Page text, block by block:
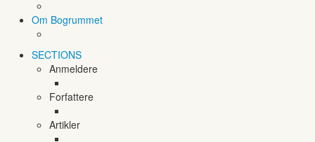
Om Bogrummet
SECTIONS
Anmeldere
Forfattere
Artikler